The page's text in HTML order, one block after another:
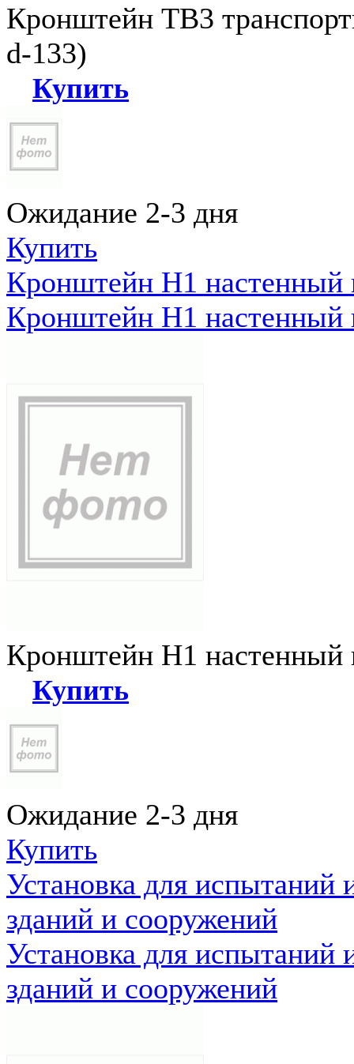
Кронштейн ТВ3
d-133)
Купить
Ожидание 2-3 дня
Купить
Кронштейн Н1
Кронштейн Н1
Кронштейн Н1
Купить
Ожидание 2-3 дня
Купить
Установка для испытаний
зданий и сооружений
Установка для испытаний
зданий и сооружений